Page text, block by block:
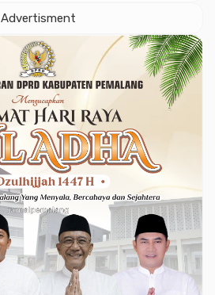
Advertisment